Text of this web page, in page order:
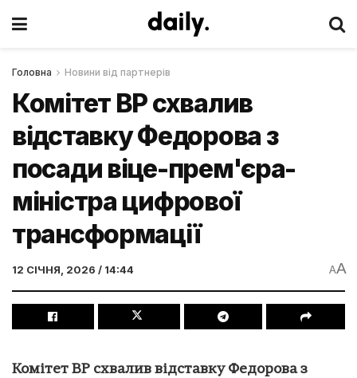
Головна Новини від партнерів
Комітет ВР схвалив
відставку Федорова з
посади віце-прем'єра-
міністра цифрової
трансформації
12 СІЧНЯ, 2026 / 14:44 AA
Комітет ВР схвалив відставку Федорова з